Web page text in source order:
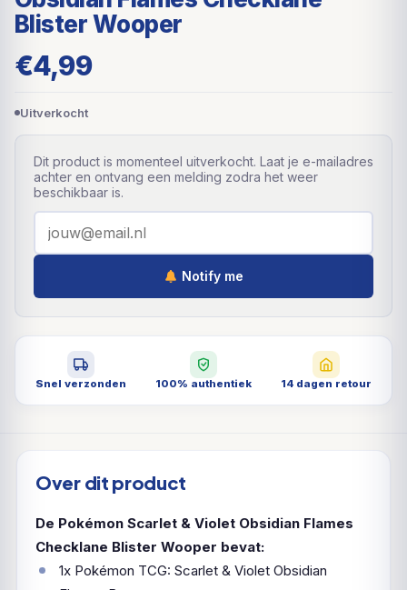
Blister Wooper
€4,99
Uitverkocht
Dit product is momenteel uitverkocht. Laat je e-mailadres
achter en ontvang een melding zodra het weer
beschikbaar is.
Notify me
Snel verzonden 100% authentiek 14 dagen retour
Over dit product
De Pokémon Scarlet & Violet Obsidian Flames
Checklane Blister Wooper bevat:
1x Pokémon TCG: Scarlet & Violet Obsidian